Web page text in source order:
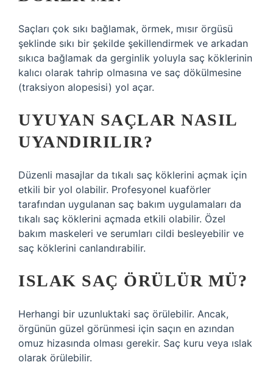
Saçları çok sıkı bağlamak, örmek, mısır örgüsü
şeklinde sıkı bir şekilde şekillendirmek ve arkadan
sıkıca bağlamak da gerginlik yoluyla saç köklerinin
kalıcı olarak tahrip olmasına ve saç dökülmesine
(traksiyon alopesisi) yol açar.
UYUYAN SAÇLAR NASIL
UYANDIRILIR?
Düzenli masajlar da tıkalı saç köklerini açmak için
etkili bir yol olabilir. Profesyonel kuaförler
tarafından uygulanan saç bakım uygulamaları da
tıkalı saç köklerini açmada etkili olabilir. Özel
bakım maskeleri ve serumları cildi besleyebilir ve
saç köklerini canlandırabilir.
ISLAK SAÇ ÖRÜLÜR MÜ?
Herhangi bir uzunluktaki saç örülebilir. Ancak,
örgünün güzel görünmesi için saçın en azından
omuz hizasında olması gerekir. Saç kuru veya ıslak
olarak örülebilir.